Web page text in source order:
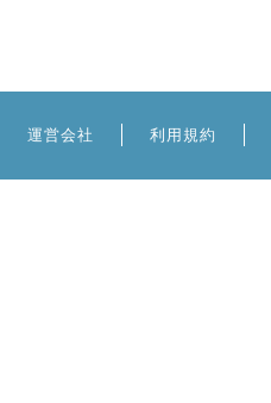
運営会社 利用規約